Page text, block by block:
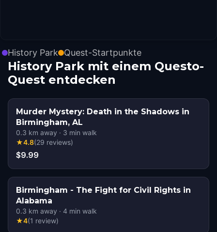
History Park Quest-Startpunkte
History Park mit einem Questo-
Quest entdecken
Murder Mystery: Death in the Shadows in
Birmingham, AL
0.3 km away · 3 min walk
★4.8(29 reviews)
$9.99
Birmingham - The Fight for Civil Rights in
Alabama
0.3 km away · 4 min walk
★4(1 review)